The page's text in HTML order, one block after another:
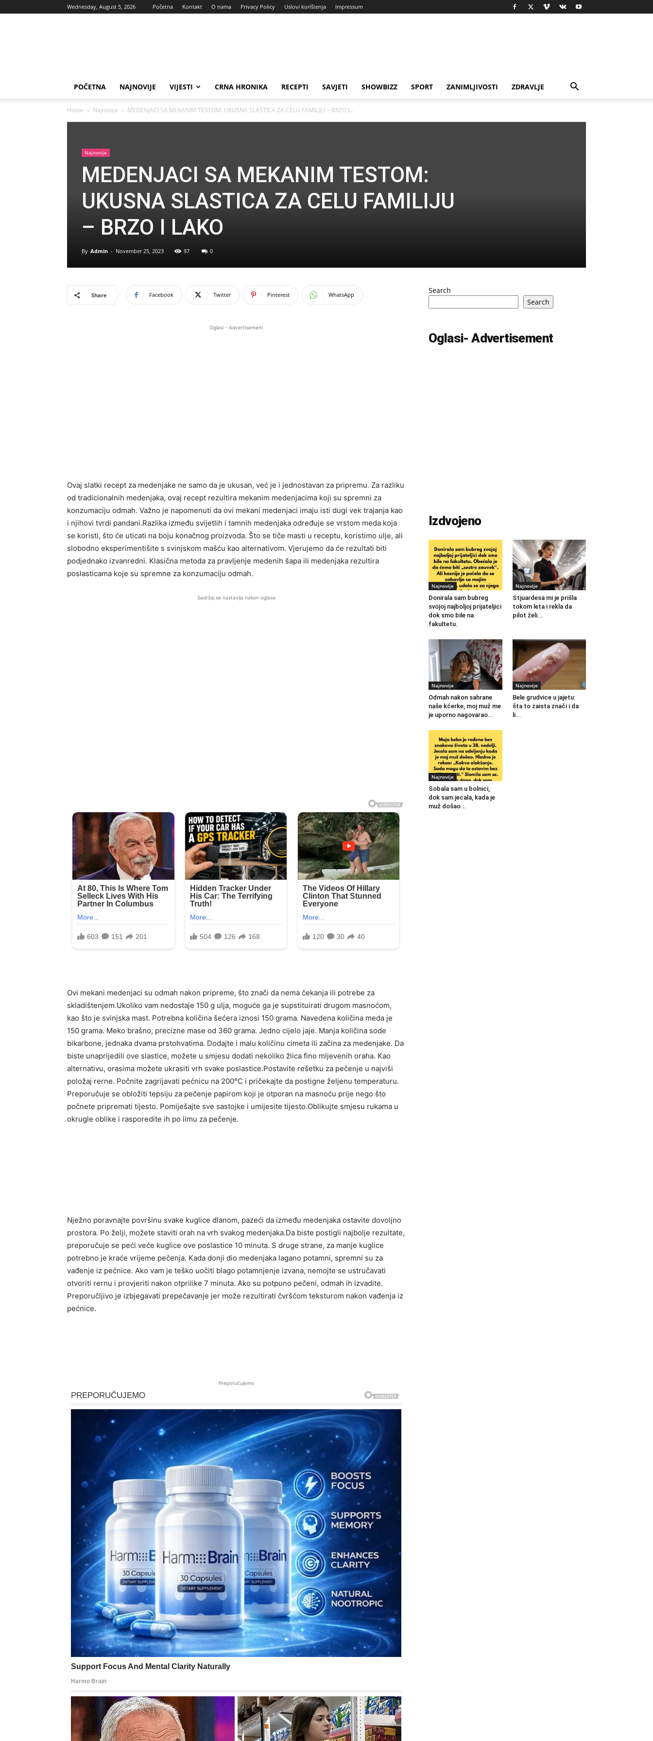
Wednesday, August 5, 2026 Početna Kontakt O nama Privacy Policy Uslovi korištenja Impressum
POČETNA NAJNOVIJE VIJESTI CRNA HRONIKA RECEPTI SAVJETI SHOWBIZZ SPORT ZANIMLJIVOSTI ZDRAVLJE
Home Najnovije MEDENJACI SA MEKANIM TESTOM: UKUSNA SLASTICA ZA CELU FAMILIJU – BRZO I...
Najnovije
MEDENJACI SA MEKANIM TESTOM:
UKUSNA SLASTICA ZA CELU FAMILIJU
– BRZO I LAKO
By Admin - November 25, 2023 97 0
Share Facebook Twitter Pinterest WhatsApp
Oglasi - Advertisement
Ovaj slatki recept za medenjake ne samo da je ukusan, već je i jednostavan za pripremu. Za razliku
od tradicionalnih medenjaka, ovaj recept rezultira mekanim medenjacima koji su spremni za
konzumaciju odmah. Važno je napomenuti da ovi mekani medenjaci imaju isti dugi vek trajanja kao
i njihovi tvrdi pandani.Razlika između svijetlih i tamnih medenjaka određuje se vrstom meda koja
se koristi, što će uticati na boju konačnog proizvoda. Što se tiče masti u receptu, koristimo ulje, ali
slobodno eksperimentišite s svinjskom mašću kao alternativom. Vjerujemo da će rezultati biti
podjednako izvanredni. Klasična metoda za pravljenje medenih šapa ili medenjaka rezultira
poslasticama koje su spremne za konzumaciju odmah.
Sadržaj se nastavlja nakon oglasa
Ovi mekani medenjaci su odmah nakon pripreme, što znači da nema čekanja ili potrebe za
skladištenjem.Ukoliko vam nedostaje 150 g ulja, moguće ga je supstituirati drugom masnoćom,
kao što je svinjska mast. Potrebna količina šećera iznosi 150 grama. Navedena količina meda je
150 grama. Meko brašno, precizne mase od 360 grama. Jedno cijelo jaje. Manja količina sode
bikarbone, jednaka dvama prstohvatima. Dodajte i malu količinu cimeta ili začina za medenjake. Da
biste unaprijedili ove slastice, možete u smjesu dodati nekoliko žlica fino mljevenih oraha. Kao
alternativu, orasima možete ukrasiti vrh svake poslastice.Postavite rešetku za pečenje u najviši
položaj rerne. Počnite zagrijavati pećnicu na 200°C i pričekajte da postigne željenu temperaturu.
Preporučuje se obložiti tepsiju za pečenje papirom koji je otporan na masnoću prije nego što
počnete pripremati tijesto. Pomiješajte sve sastojke i umijesite tijesto.Oblikujte smjesu rukama u
okrugle oblike i rasporedite ih po limu za pečenje.
Nježno poravnajte površinu svake kuglice dlanom, pazeći da između medenjaka ostavite dovoljno
prostora. Po želji, možete staviti orah na vrh svakog medenjaka.Da biste postigli najbolje rezultate,
preporučuje se peći veće kuglice ove poslastice 10 minuta. S druge strane, za manje kuglice
potrebno je kraće vrijeme pečenja. Kada donji dio medenjaka lagano potamni, spremni su za
vađenje iz pećnice. Ako vam je teško uočiti blago potamnjenje izvana, nemojte se ustručavati
otvoriti rernu i provjeriti nakon otprilike 7 minuta. Ako su potpuno pečeni, odmah ih izvadite.
Preporučljivo je izbjegavati prepečavanje jer može rezultirati čvršćom teksturom nakon vađenja iz
pećnice.
Preporučujemo
Search
Search
Oglasi- Advertisement
Izdvojeno
Najnovije
Donirala sam bubreg
svojoj najboljoj prijateljici
dok smo bile na
fakultetu.
Najnovije
Stjuardesa mi je prišla
tokom leta i rekla da
pilot želi...
Najnovije
Odmah nakon sahrane
naše kćerke, moj muž me
je uporno nagovarao...
Najnovije
Bele grudvice u jajetu:
šta to zaista znači i da
li...
Najnovije
Sobala sam u bolnici,
dok sam jecala, kada je
muž došao...